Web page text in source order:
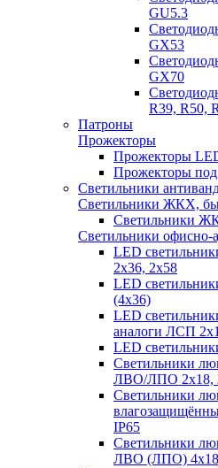
GU5.3
GX53
GX70
R39, R50,
Патроны
Прожекторы
Прожекторы
Прожекторы
Светильники
Светильники ЖКХ,
Светильники
Светильники офисно-
LED
2х36, 2х58
LED
(4х36)
LED
аналоги ЛСП
LED
Светильники
ЛВО/ЛПО 2х18,
Светильники
IP65
Светильники
ЛВО (ЛПО)